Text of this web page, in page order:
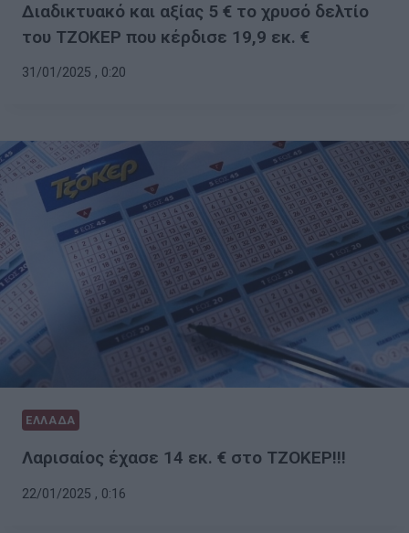
Διαδικτυακό και αξίας 5 € το χρυσό δελτίο
του ΤΖΟΚΕΡ που κέρδισε 19,9 εκ. €
31/01/2025 , 0:20
ΕΛΛΑΔΑ
Λαρισαίος έχασε 14 εκ. € στο ΤΖΟΚΕΡ!!!
22/01/2025 , 0:16